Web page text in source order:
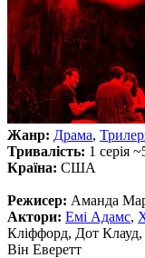
Жанр: Драма,
Тривалість: 1 серія
Країна: США
Режисер: Аманда
Актори: Емі Адамс,
Кліффорд, Дот Клауд,
Він Еверетт